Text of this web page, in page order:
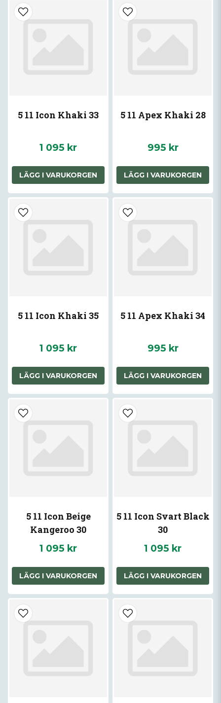
5 11 Icon Khaki 33
1 095 kr
LÄGG I VARUKORGEN
5 11 Apex Khaki 28
995 kr
LÄGG I VARUKORGEN
5 11 Icon Khaki 35
1 095 kr
LÄGG I VARUKORGEN
5 11 Apex Khaki 34
995 kr
LÄGG I VARUKORGEN
5 11 Icon Beige
Kangeroo 30
1 095 kr
LÄGG I VARUKORGEN
5 11 Icon Svart Black
30
1 095 kr
LÄGG I VARUKORGEN